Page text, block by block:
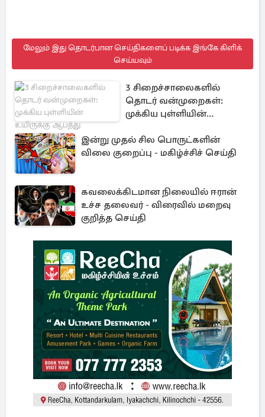
மேலும் இது தொடர்பான செய்திகளைப் படிக்க இங்கே கிளிக்
செய்யவும்
3 சிறைச்சாலைகளில்
தொடர் வன்முறைகள்:
முக்கிய புள்ளியின்
இன்று முதல் சில பொருட்களின்
விலை குறைப்பு - மகிழ்ச்சிச் செய்தி
கவலைக்கிடமான நிலையில் ஈரான்
உச்ச தலைவர் - விரைவில் மறைவு
குறித்த செய்தி